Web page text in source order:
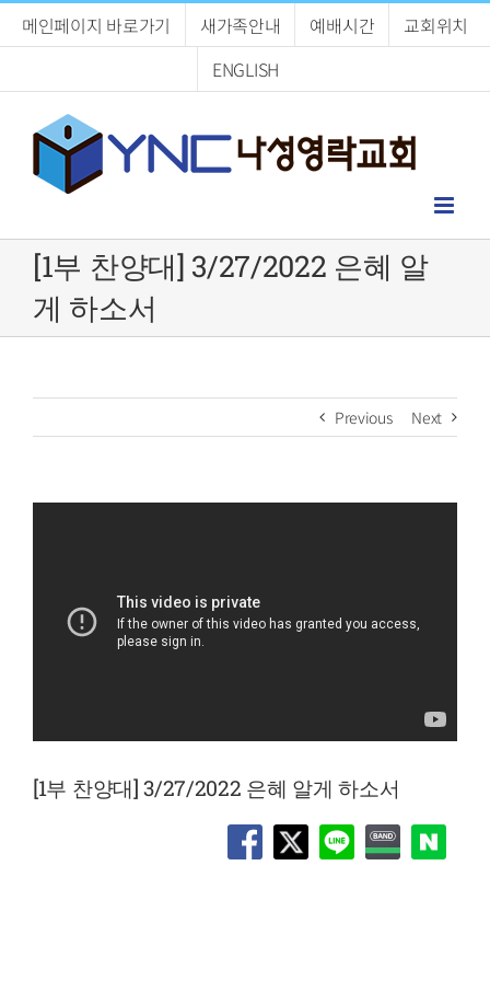
메인페이지 바로가기 새가족안내 예배시간
교회위치
ENGLISH
[1부 찬양대] 3/27/2022 은혜 알
게 하소서
Previous Next
[1부 찬양대] 3/27/2022 은혜 알게 하소서